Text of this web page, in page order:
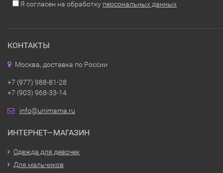
Я согласен на обработку персональных данных
КОНТАКТЫ
Москва, доставка по России
+7 (977) 988-81-28
+7 (903) 968-33-14
info@unimama.ru
ИНТЕРНЕТ—МАГАЗИН
Одежда для девочек
Для мальчиков